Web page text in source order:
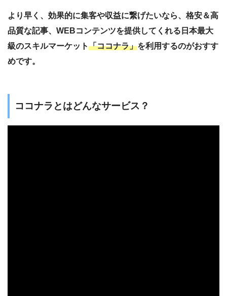
より早く、効果的に集客や収益に繋げたいなら、格安＆高
品質な記事、WEBコンテンツを提供してくれる日本最大
級のスキルマーケット「ココナラ」を利用するのがおすす
めです。
ココナラとはどんなサービス？